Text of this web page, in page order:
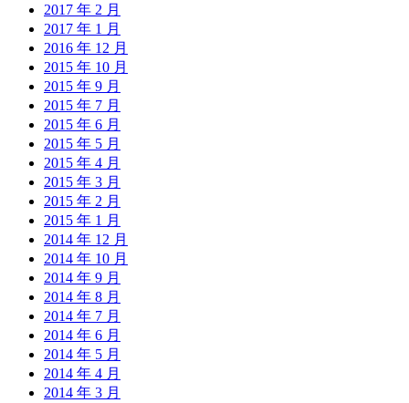
2017 年 2 月
2017 年 1 月
2016 年 12 月
2015 年 10 月
2015 年 9 月
2015 年 7 月
2015 年 6 月
2015 年 5 月
2015 年 4 月
2015 年 3 月
2015 年 2 月
2015 年 1 月
2014 年 12 月
2014 年 10 月
2014 年 9 月
2014 年 8 月
2014 年 7 月
2014 年 6 月
2014 年 5 月
2014 年 4 月
2014 年 3 月